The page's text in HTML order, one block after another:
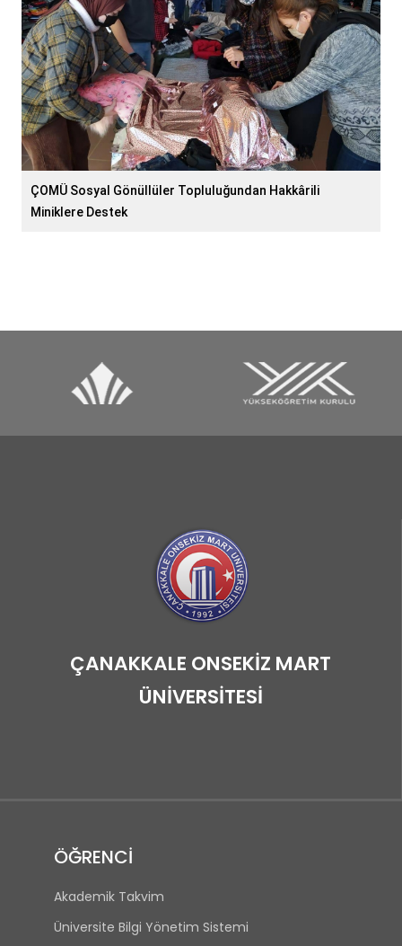
ÇOMÜ Sosyal Gönüllüler Topluluğundan Hakkârili
Miniklere Destek
ÇANAKKALE ONSEKİZ MART
ÜNİVERSİTESİ
ÖĞRENCİ
Akademik Takvim
Üniversite Bilgi Yönetim Sistemi